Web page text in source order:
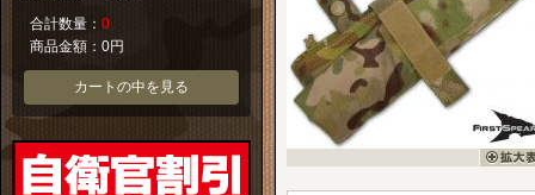
合計数量： 0
商品金額： 0円
カートの中を見る